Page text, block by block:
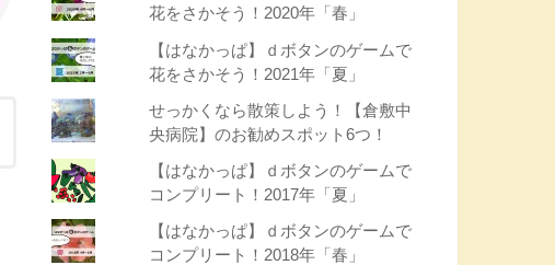
花をさかそう！2020年「春」
【はなかっぱ】ｄボタンのゲームで
花をさかそう！2021年「夏」
せっかくなら散策しよう！【倉敷中
央病院】のお勧めスポット6つ！
【はなかっぱ】ｄボタンのゲームで
コンプリート！2017年「夏」
【はなかっぱ】ｄボタンのゲームで
コンプリート！2018年「春」